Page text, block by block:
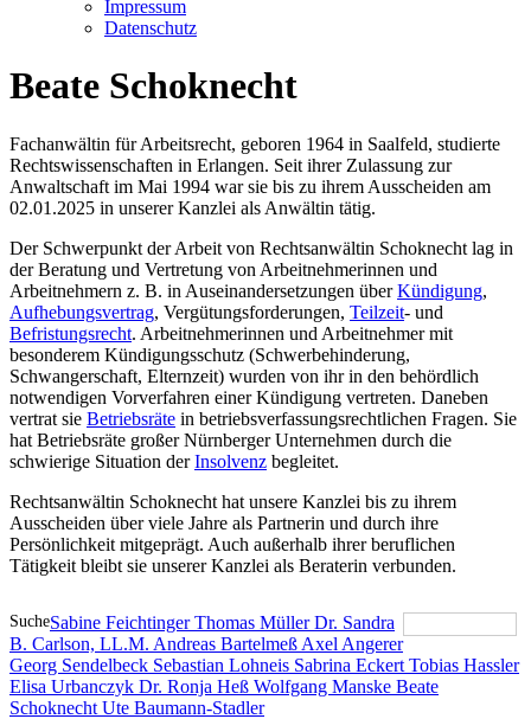
Impressum
Datenschutz
Beate Schoknecht
Fachanwältin für Arbeitsrecht, geboren 1964 in Saalfeld, studierte
Rechtswissenschaften in Erlangen. Seit ihrer Zulassung zur
Anwaltschaft im Mai 1994 war sie bis zu ihrem Ausscheiden am
02.01.2025 in unserer Kanzlei als Anwältin tätig.
Der Schwerpunkt der Arbeit von Rechtsanwältin Schoknecht lag in
der Beratung und Vertretung von Arbeitnehmerinnen und
Arbeitnehmern z. B. in Auseinandersetzungen überKündigung,
Aufhebungsvertrag, Vergütungsforderungen, Teilzeit- und
Befristungsrecht. Arbeitnehmerinnen und Arbeitnehmer mit
besonderem Kündigungsschutz (Schwerbehinderung,
Schwangerschaft, Elternzeit) wurden von ihr in den behördlich
notwendigen Vorverfahren einer Kündigung vertreten. Daneben
vertrat sie Betriebsräte in betriebsverfassungsrechtlichen Fragen. Sie
hat Betriebsräte großer Nürnberger Unternehmen durch die
schwierige Situation derInsolvenz begleitet.
Rechtsanwältin Schoknecht hat unsere Kanzlei bis zu ihrem
Ausscheiden über viele Jahre als Partnerin und durch ihre
Persönlichkeit mitgeprägt. Auch außerhalb ihrer beruflichen
Tätigkeit bleibt sie unserer Kanzlei als Beraterin verbunden.
SucheSabine FeichtingerThomas MüllerDr. Sandra
B. Carlson, LL.M. Andreas Bartelmeß Axel Angerer
Georg Sendelbeck Sebastian Lohneis Sabrina Eckert Tobias Hassler
Elisa Urbanczyk Dr. Ronja Heß Wolfgang Manske Beate
Schoknecht Ute Baumann-Stadler